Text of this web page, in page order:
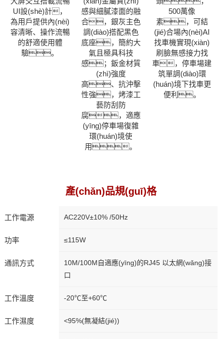
UI設(shè)計，
為用戶提供內(nèi)
容清晰、操作流暢
的舒適使用體
驗。
感與細膩漆面的融
合，銀灰主色
調(diào)搭配黑色
底座，簡約大
氣且極具科技
感；鈑金材質
(zhì)強度
高、抗沖擊
性強，烤漆工
藝防刮防
腐，適應
(yīng)停車場復雜
環(huán)境使
用。
500萬像
素，可結
(jié)合場內(nèi)AI
找車機實現(xiàn)
刷臉無感接力找
車，停車場建
筑單調(diào)環
(huán)境下找車更
便利。
產(chǎn)品規(guī)格
工作電源 AC220V±10% /50Hz
功率 ≤115W
通訊方式
10M/100M自適應(yīng)的RJ45 以太網(wǎng)接
口
工作溫度 -20℃至+60℃
工作濕度 <95%(無凝結(jié))